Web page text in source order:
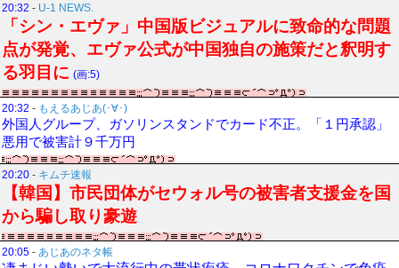
20:32 - U-1 NEWS.
「シン・エヴァ」中国版ビジュアルに致命的な問題
点が発覚、エヴァ公式が中国独自の施策だと釈明す
る羽目に (画:5)
20:32 - もえるあじあ(･∀･)
外国人グループ、ガソリンスタンドでカード不正。「１円承認」
悪用で被害計９千万円
20:20 - キムチ速報
【韓国】市民団体がセウォル号の被害者支援金を国
から騙し取り豪遊
20:05 - あじあのネタ帳